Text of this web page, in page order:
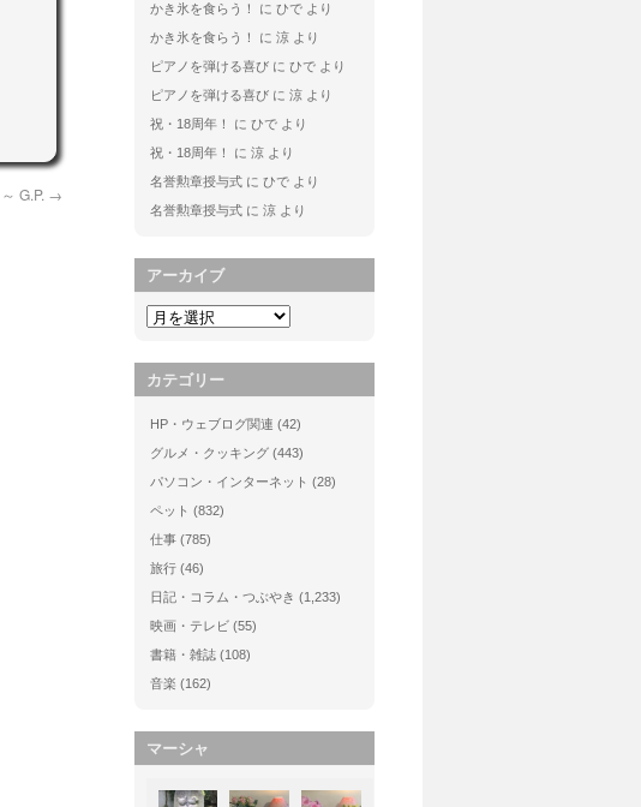
G.P. →
かき氷を食らう！
に ひで より
かき氷を食らう！
に 涼 より
ピアノを弾ける喜び に ひで より
ピアノを弾ける喜び に 涼 より
祝・18周年！
に ひで より
祝・18周年！
に 涼 より
名誉勲章授与式 に ひで より
名誉勲章授与式 に 涼 より
アーカイブ
カテゴリー
HP・ウェブログ関連 (42)
グルメ・クッキング (443)
パソコン・インターネット (28)
ペット (832)
仕事 (785)
旅行 (46)
日記・コラム・つぶやき (1,233)
映画・テレビ (55)
書籍・雑誌 (108)
音楽 (162)
マーシャ